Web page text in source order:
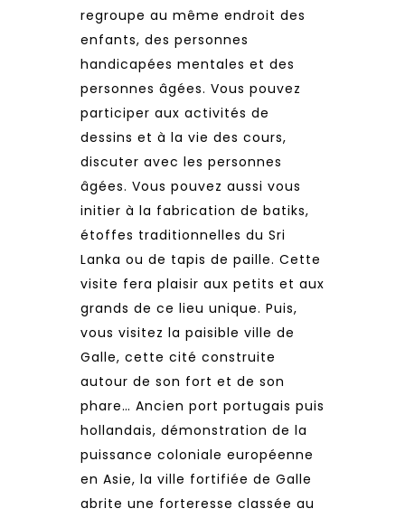
regroupe au même endroit des
enfants, des personnes
handicapées mentales et des
personnes âgées. Vous pouvez
participer aux activités de
dessins et à la vie des cours,
discuter avec les personnes
âgées. Vous pouvez aussi vous
initier à la fabrication de batiks,
étoffes traditionnelles du Sri
Lanka ou de tapis de paille. Cette
visite fera plaisir aux petits et aux
grands de ce lieu unique. Puis,
vous visitez la paisible ville de
Galle, cette cité construite
autour de son fort et de son
phare… Ancien port portugais puis
hollandais, démonstration de la
puissance coloniale européenne
en Asie, la ville fortifiée de Galle
abrite une forteresse classée au